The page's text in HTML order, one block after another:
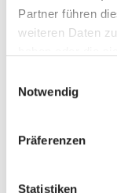
Partner führen
weiteren Daten
Notwendig
Präferenzen
Statistiken